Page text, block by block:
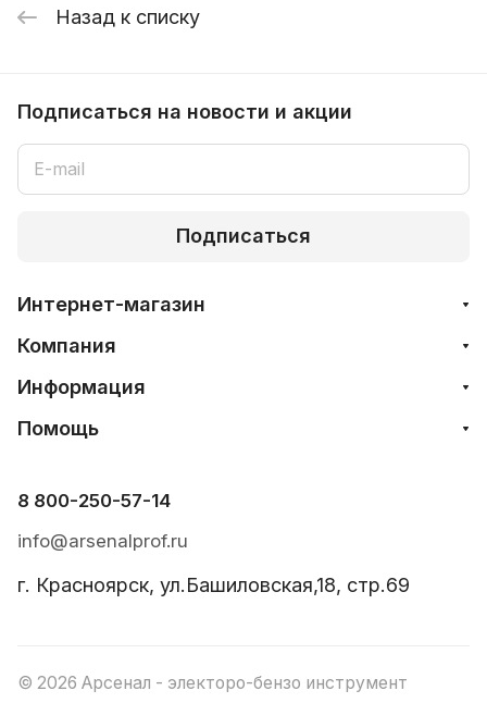
Назад к списку
Подписаться на новости и акции
Подписаться
Интернет-магазин
Компания
Информация
Помощь
8 800-250-57-14
info@arsenalprof.ru
г. Красноярск, ул.Башиловская,18, стр.69
© 2026 Арсенал - электоро-бензо инструмент